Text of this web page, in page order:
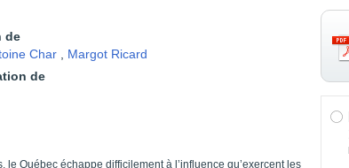
de
Char
Margot Ricard
de
le Québec échappe difficilement à l’influence qu’exercent les